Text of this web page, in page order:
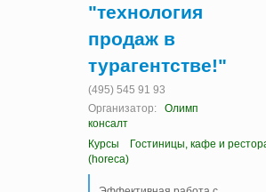
"технология
продаж в
турагентстве!"
(495) 545 91 93
Организатор:
Олимп
консалт
Курсы
Гостиницы, кафе и
(horeca)